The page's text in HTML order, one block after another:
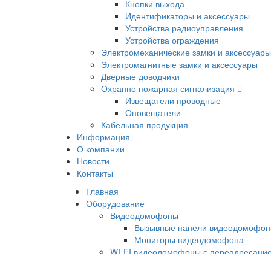
Кнопки выхода
Идентификаторы и аксессуары
Устройства радиоуправления
Устройства ограждения
Электромеханические замки и аксессуары
Электромагнитные замки и аксессуары
Дверные доводчики
Охранно пожарная сигнализация
Извещатели проводные
Оповещатели
Кабельная продукция
Информация
О компании
Новости
Контакты
Главная
Оборудование
Видеодомофоны
Вызывные панели
Мониторы видеодомофона
WI-FI видеодомофоны с